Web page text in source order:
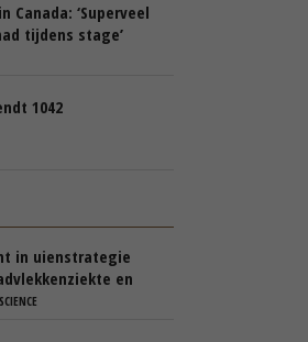
Canada: ‘Superveel
tijdens stage’
1042
in uienstrategie
en